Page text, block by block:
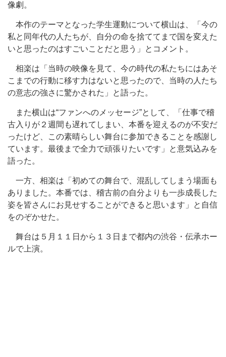
像劇。
本作のテーマとなった学生運動について横山は、「今の
私と同年代の人たちが、自分の命を捨ててまで国を変えた
いと思ったのはすごいことだと思う」とコメント。
相楽は「当時の映像を見て、今の時代の私たちにはあそ
こまでの行動に移す力はないと思ったので、当時の人たち
の意志の強さに驚かされた」と語った。
また横山は“ファンへのメッセージ”として、「仕事で稽
古入りが２週間も遅れてしまい、本番を迎えるのが不安だ
ったけど、この素晴らしい舞台に参加できることを感謝し
ています。最後まで全力で頑張りたいです」と意気込みを
語った。
一方、相楽は「初めての舞台で、混乱してしまう場面も
ありました。本番では、稽古前の自分よりも一歩成長した
姿を皆さんにお見せすることができると思います」と自信
をのぞかせた。
舞台は５月１１日から１３日まで都内の渋谷・伝承ホー
ルで上演。